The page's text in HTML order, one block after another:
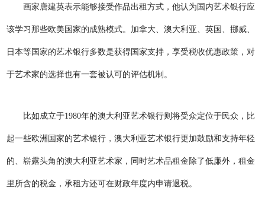
画家唐建英表示能够接受作品出租方式，他认为国内艺术银行应
该学习那些欧美国家的成熟模式。加拿大、澳大利亚、英国、挪威、
日本等国家的艺术银行多数是获得国家支持，享受税收优惠政策，对
于艺术家的选择也有一套被认可的评估机制。
比如成立于1980年的澳大利亚艺术银行则将受众定位于民众，比
起一些欧洲国家的艺术银行，澳大利亚艺术银行更加鼓励和支持年轻
的、崭露头角的澳大利亚艺术家，同时艺术品租金除了低廉外，租金
里所含的税金，承租方还可在财政年度内申请退税。